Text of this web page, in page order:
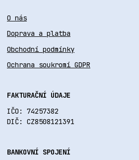
O nás
Doprava a platba
Obchodní podmínky
Ochrana soukromí GDPR
FAKTURAČNÍ ÚDAJE
IČO: 74257382
DIČ: CZ8508121391
BANKOVNÍ SPOJENÍ